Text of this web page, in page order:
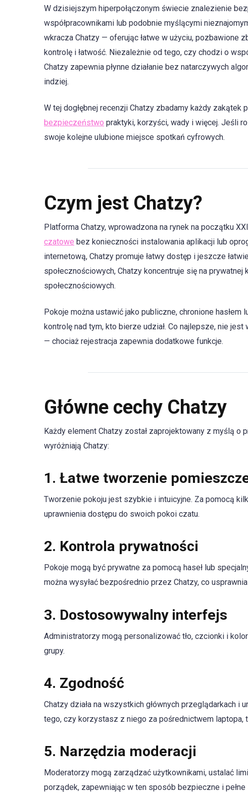
W dzisiejszym hiperpołączonym świecie znalezienie
współpracownikami lub podobnie myślącymi
wkracza Chatzy — oferując łatwe w użyciu, pozbawione
kontrolę i łatwość. Niezależnie od tego, czy chodzi o
Chatzy zapewnia płynne działanie bez natarczywych
indziej.
W tej dogłębnej recenzji Chatzy zbadamy każdy
bezpieczeństwo praktyki, korzyści, wady i więcej. Jeśli
swoje kolejne ulubione miejsce spotkań cyfrowych.
Czym jest Chatzy?
Platforma Chatzy, wprowadzona na rynek na początku
czatowe bez konieczności instalowania aplikacji lub
internetową, Chatzy promuje łatwy dostęp i jeszcze
społecznościowych, Chatzy koncentruje się na
społecznościowych.
Pokoje można ustawić jako publiczne, chronione
kontrolę nad tym, kto bierze udział. Co najlepsze, nie
— chociaż rejestracja zapewnia dodatkowe funkcje.
Główne cechy Chatzy
Każdy element Chatzy został zaprojektowany z myślą
wyróżniają Chatzy:
1. Łatwe tworzenie
Tworzenie pokoju jest szybkie i intuicyjne. Za pomocą
uprawnienia dostępu do swoich pokoi czatu.
2. Kontrola prywatności
Pokoje mogą być prywatne za pomocą haseł lub
można wysyłać bezpośrednio przez Chatzy, co usprawnia
3. Dostosowywalny interfejs
Administratorzy mogą personalizować tło, czcionki i
grupy.
4. Zgodność
Chatzy działa na wszystkich głównych przeglądarkach
tego, czy korzystasz z niego za pośrednictwem laptopa,
5. Narzędzia moderacji
Moderatorzy mogą zarządzać użytkownikami, ustalać
porządek, zapewniając w ten sposób bezpieczne i